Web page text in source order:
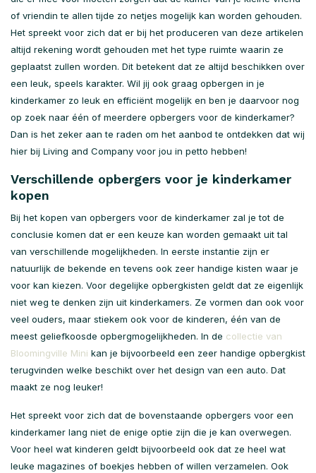
of vriendin te allen tijde zo netjes mogelijk kan worden gehouden.
Het spreekt voor zich dat er bij het produceren van deze artikelen
altijd rekening wordt gehouden met het type ruimte waarin ze
geplaatst zullen worden. Dit betekent dat ze altijd beschikken over
een leuk, speels karakter. Wil jij ook graag opbergen in je
kinderkamer zo leuk en efficiënt mogelijk en ben je daarvoor nog
op zoek naar één of meerdere opbergers voor de kinderkamer?
Dan is het zeker aan te raden om het aanbod te ontdekken dat wij
hier bij Living and Company voor jou in petto hebben!
Verschillende opbergers voor je kinderkamer
kopen
Bij het kopen van opbergers voor de kinderkamer zal je tot de
conclusie komen dat er een keuze kan worden gemaakt uit tal
van verschillende mogelijkheden. In eerste instantie zijn er
natuurlijk de bekende en tevens ook zeer handige kisten waar je
voor kan kiezen. Voor degelijke opbergkisten geldt dat ze eigenlijk
niet weg te denken zijn uit kinderkamers. Ze vormen dan ook voor
veel ouders, maar stiekem ook voor de kinderen, één van de
meest geliefkoosde opbergmogelijkheden. In de collectie van
Bloomingville Mini kan je bijvoorbeeld een zeer handige opbergkist
terugvinden welke beschikt over het design van een auto. Dat
maakt ze nog leuker!
Het spreekt voor zich dat de bovenstaande opbergers voor een
kinderkamer lang niet de enige optie zijn die je kan overwegen.
Voor heel wat kinderen geldt bijvoorbeeld ook dat ze heel wat
leuke magazines of boekjes hebben of willen verzamelen. Ook